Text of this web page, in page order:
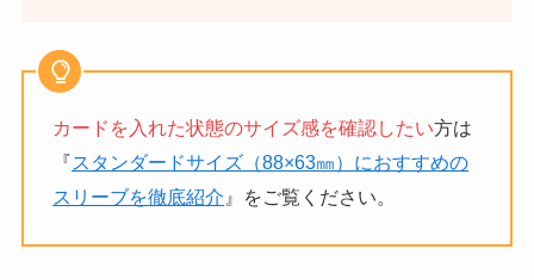
カードを入れた状態のサイズ感を確認したい方は
『スタンダードサイズ（88×63㎜）におすすめの
スリーブを徹底紹介 』をご覧ください。